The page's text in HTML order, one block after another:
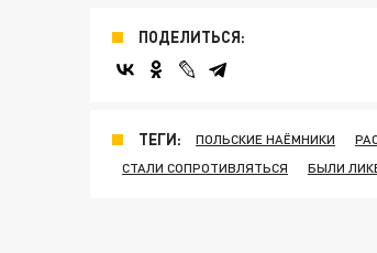
ПОДЕЛИТЬСЯ:
ТЕГИ: ПОЛЬСКИЕ НАЁМНИКИ
СТАЛИ СОПРОТИВЛЯТЬСЯ
БЫЛИ